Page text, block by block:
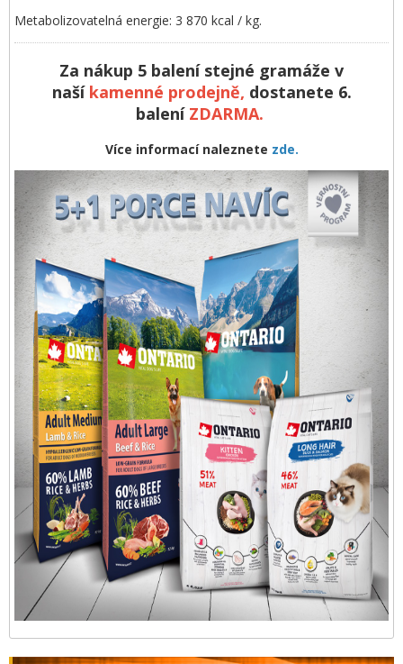
Metabolizovatelná energie: 3 870 kcal / kg.
Za nákup 5 balení stejné gramáže v
naší kamenné prodejně, dostanete 6.
balení ZDARMA.
Více informací naleznete zde.